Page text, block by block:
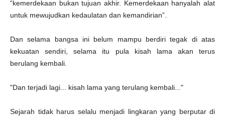
“kemerdekaan bukan tujuan akhir. Kemerdekaan hanyalah alat
untuk mewujudkan kedaulatan dan kemandirian”.
Dan selama bangsa ini belum mampu berdiri tegak di atas
kekuatan sendiri, selama itu pula kisah lama akan terus
berulang kembali.
"Dan terjadi lagi... kisah lama yang terulang kembali..."
Sejarah tidak harus selalu menjadi lingkaran yang berputar di